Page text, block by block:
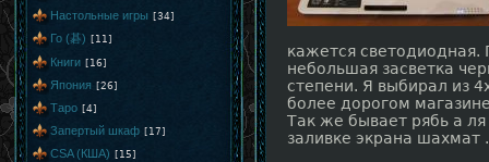
Настольные игры [34]
Го (碁) [11]
Книги [16]
Япония [26]
Таро [4]
Запертый шкаф [17]
CSA (КША) [15]
кажется светодиодная.
небольшая засветка
степени. Я выбирал из
более дорогом
Так же бывает рябь а
заливке экрана шахмат